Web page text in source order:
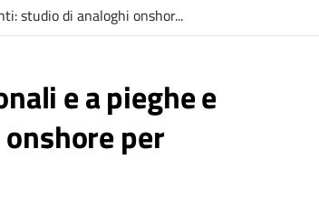
studio di analoghi onshor...
e a pieghe e
per